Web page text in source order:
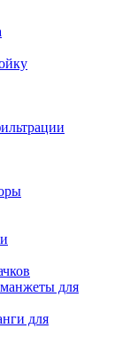
для
для